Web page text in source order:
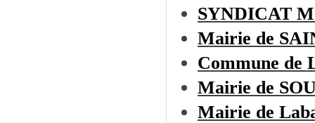
SYNDICAT
Mairie de
Commune de
Mairie de
Mairie de